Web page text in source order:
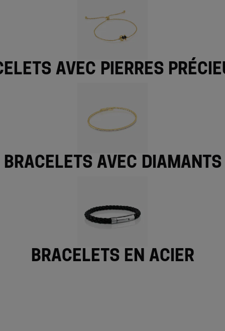
avec pierres
Bracelets avec diamants
Bracelets en acier